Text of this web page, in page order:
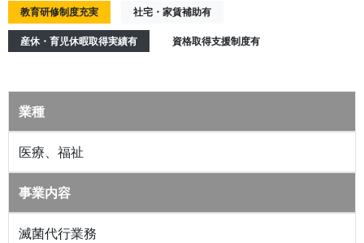
教育研修制度充実 社宅・家賃補助有
産休・育児休暇取得実績有 資格取得支援制度有
業種
医療、福祉
事業内容
滅菌代行業務